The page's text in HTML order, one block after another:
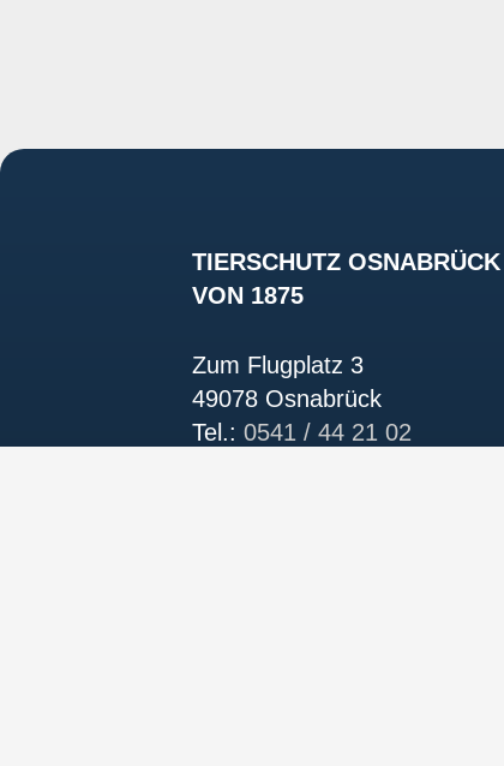
TIERSCHUTZ
VON 1875
Zum Flugplatz 3
49078 Osnabrück
Tel.: 0541 / 44 21 02